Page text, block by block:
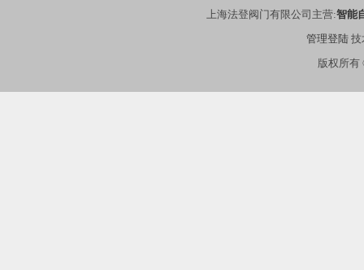
上海法登阀门有限公司主营:智能
管理登陆技
版权所